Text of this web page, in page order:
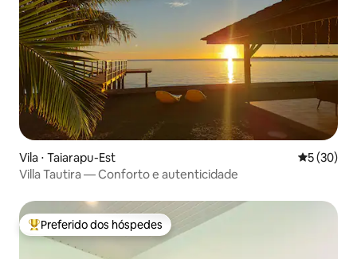
Vila ⋅ Taiarapu-Est 5 de uma
5 (30)
Villa Tautira — Conforto e autenticidade
Entre os melhores preferidos dos hóspedes
Preferido dos hóspedes